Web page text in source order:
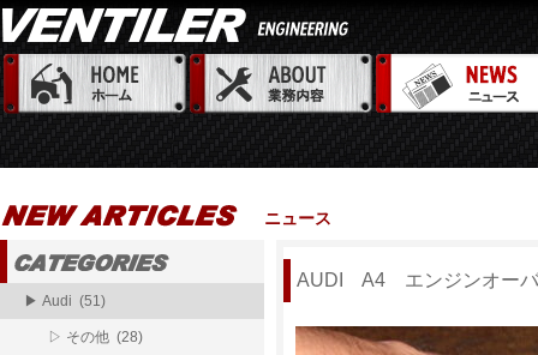
ニュース
AUDI A4 エンジンオー
▶ Audi (51)
▷ その他 (28)